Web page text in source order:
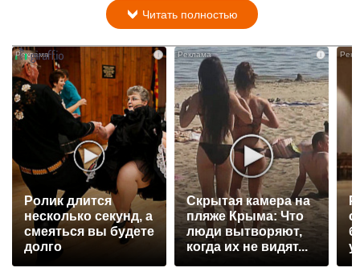
Читать полностью
Ролик длится
несколько секунд, а
смеяться вы будете
долго
i
Скрытая камера на
пляже Крыма: Что
люди вытворяют,
когда их не видят...